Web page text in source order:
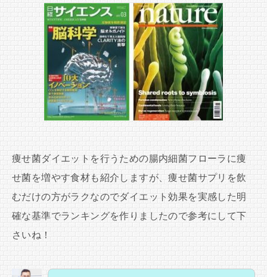
痩せ菌ダイエットを行うための腸内細菌フローラに痩
せ菌を増やす食材も紹介しますが、痩せ菌サプリを飲
むだけの方がラクなのでダイエット効果を実感した明
確な基準でランキングを作りましたので参考にして下
さいね！